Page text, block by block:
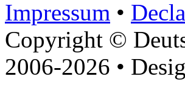
Impressum •
Copyright ©
2006-2026 •